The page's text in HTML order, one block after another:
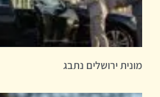
מונית ירושלים נתבג